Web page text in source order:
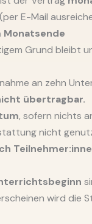
(per E-Mail
Monatsende
Grund bleibt
an zehn
übertragbar.
, sofern nichts
nicht
wird die